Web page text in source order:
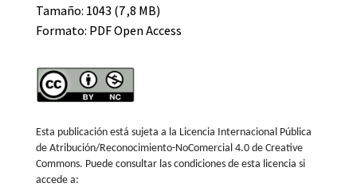
Tamaño: 1043 (7,8 MB)
Formato: PDF Open Access
Esta publicación está sujeta a la Licencia Internacional Pública
de Atribución/Reconocimiento-NoComercial 4.0 de Creative
Commons. Puede consultar las condiciones de esta licencia si
accede a: